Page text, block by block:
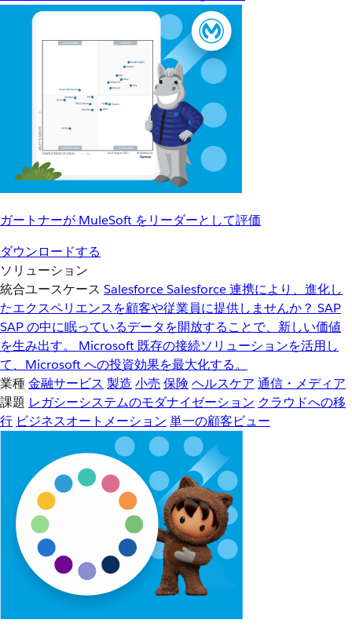
ガートナーが MuleSoft をリーダーとして評価
ダウンロードする
ソリューション
統合ユースケース SalesforceSalesforce 連携により、進化し
たエクスペリエンスを顧客や従業員に提供しませんか？ SAP
SAP の中に眠っているデータを開放することで、新しい価値
を生み出す。
Microsoft 既存の接続ソリューションを活用し
て、Microsoft への投資効果を最大化する。
業種金融サービス 製造 小売 保険 ヘルスケア 通信・メディア
課題 レガシーシステムのモダナイゼーション クラウドへの移
行 ビジネスオートメーション 単一の顧客ビュー